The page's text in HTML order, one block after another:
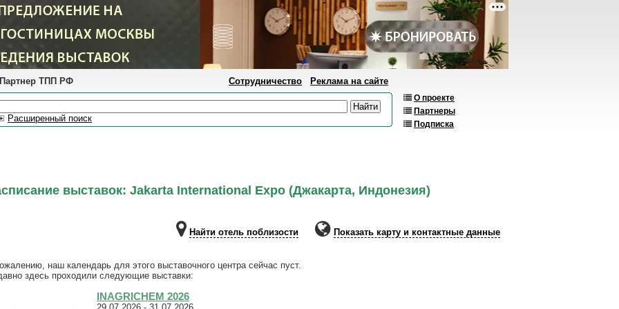
О проекте
Партнеры
Подписка
Партнер ТПП РФ Сотрудничество Реклама на сайте
Расширенный поиск
выставок: Jakarta International Expo (Джакарта, Индонезия)
Найти отель поблизости Показать карту и контактные данные
наш календарь для этого выставочного центра сейчас пуст.
здесь проходили следующие выставки:
INAGRICHEM 2026